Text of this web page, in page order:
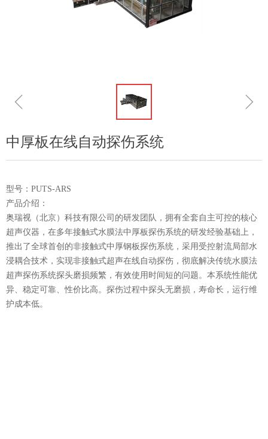
ꁆ ꁇ
中厚板在线自动探伤系统
型号：PUTS-ARS
产品介绍：
奥瑞视（北京）科技有限公司的研发团队，拥有全套自主可控的核心
超声仪器，在多年接触式水膜法中厚板探伤系统的研发经验基础上，
推出了全球首创的非接触式中厚钢板探伤系统，采用受控射流局部水
浸耦合技术，实现非接触式超声在线自动探伤，彻底解决传统水膜法
超声探伤系统探头磨损频繁，有效使用时间短的问题。本系统性能优
异、稳定可靠、性价比高。探伤过程中探头无磨损，寿命长，运行维
护成本低。